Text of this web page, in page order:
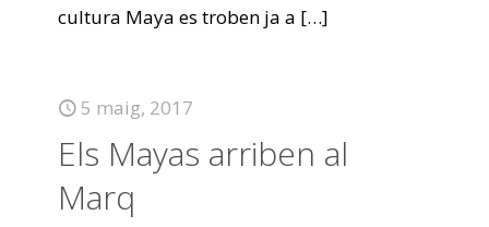
cultura Maya es troben ja a […]
5 maig, 2017
Els Mayas arriben al
Marq